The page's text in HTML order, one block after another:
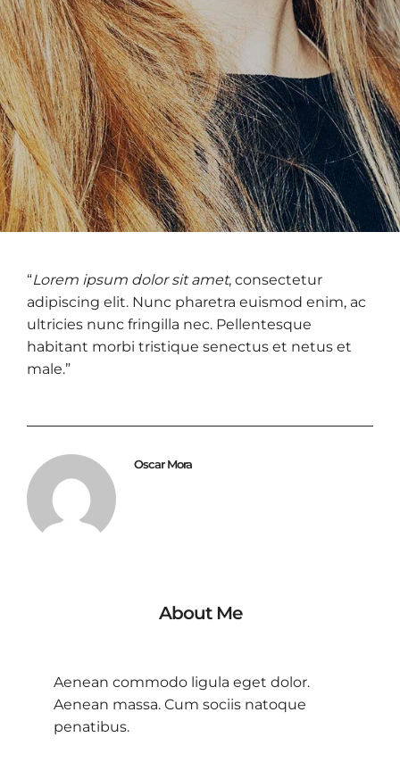
“Lorem ipsum dolor sit amet, consectetur
adipiscing elit. Nunc pharetra euismod enim, ac
ultricies nunc fringilla nec. Pellentesque
habitant morbi tristique senectus et netus et
male.”
Oscar Mora
About Me
Aenean commodo ligula eget dolor.
Aenean massa. Cum sociis natoque
penatibus.